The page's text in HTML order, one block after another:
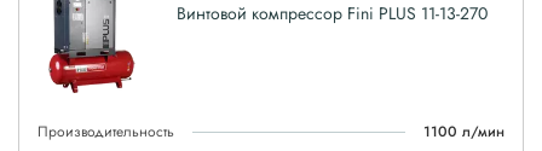
Винтовой компрессор Fini PLUS 11-13-270
Производительность
1100 л/мин